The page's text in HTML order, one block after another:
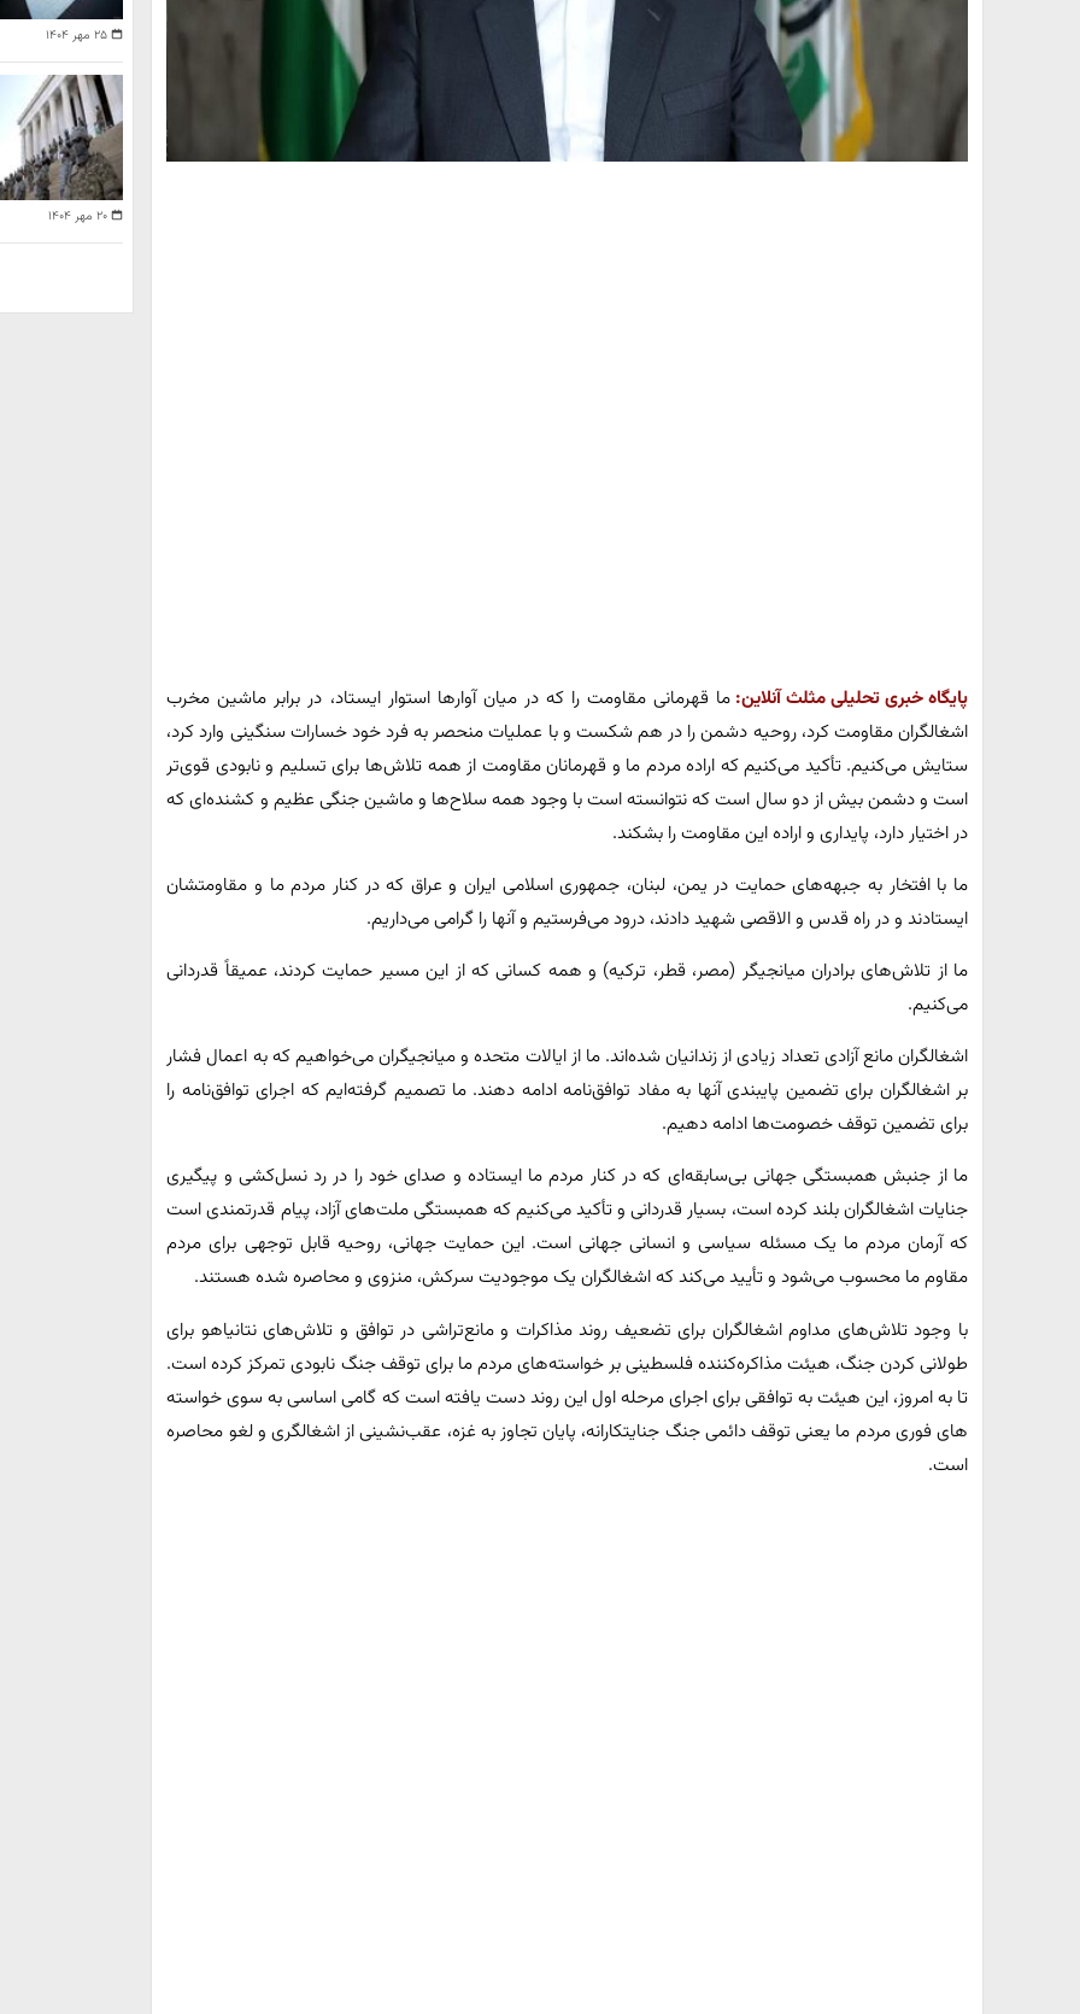
پایگاه خبری تحلیلی مثلث آنلاین: ما قهرمانی مقاومت را که در میان آوارها استوار ایستاد، در برابر ماشین مخرب
اشغالگران مقاومت کرد، روحیه دشمن را در هم شکست و با عملیات منحصر به فرد خود خسارات سنگینی وارد کرد،
ستایش می‌کنیم. تأکید می‌کنیم که اراده مردم ما و قهرمانان مقاومت از همه تلاش‌ها برای تسلیم و نابودی قوی‌تر
است و دشمن بیش از دو سال است که نتوانسته است با وجود همه سلاح‌ها و ماشین جنگی عظیم و کشنده‌ای که
در اختیار دارد، پایداری و اراده این مقاومت را بشکند.
ما با افتخار به جبهه‌های حمایت در یمن، لبنان، جمهوری اسلامی ایران و عراق که در کنار مردم ما و مقاومتشان
ایستادند و در راه قدس و الاقصی شهید دادند، درود می‌فرستیم و آنها را گرامی می‌داریم.
ما از تلاش‌های برادران میانجیگر (مصر، قطر، ترکیه) و همه کسانی که از این مسیر حمایت کردند، عمیقاً قدردانی
می‌کنیم.
اشغالگران مانع آزادی تعداد زیادی از زندانیان شده‌اند. ما از ایالات متحده و میانجیگران می‌خواهیم که به اعمال فشار
بر اشغالگران برای تضمین پایبندی آنها به مفاد توافق‌نامه ادامه دهند. ما تصمیم گرفته‌ایم که اجرای توافق‌نامه را
برای تضمین توقف خصومت‌ها ادامه دهیم.
ما از جنبش همبستگی جهانی بی‌سابقه‌ای که در کنار مردم ما ایستاده و صدای خود را در رد نسل‌کشی و پیگیری
جنایات اشغالگران بلند کرده است، بسیار قدردانی و تأکید می‌کنیم که همبستگی ملت‌های آزاد، پیام قدرتمندی است
که آرمان مردم ما یک مسئله سیاسی و انسانی جهانی است. این حمایت جهانی، روحیه قابل توجهی برای مردم
مقاوم ما محسوب می‌شود و تأیید می‌کند که اشغالگران یک موجودیت سرکش، منزوی و محاصره شده هستند.
با وجود تلاش‌های مداوم اشغالگران برای تضعیف روند مذاکرات و مانع‌تراشی در توافق و تلاش‌های نتانیاهو برای
طولانی کردن جنگ، هیئت مذاکره‌کننده فلسطینی بر خواسته‌های مردم ما برای توقف جنگ نابودی تمرکز کرده است.
تا به امروز، این هیئت به توافقی برای اجرای مرحله اول این روند دست یافته است که گامی اساسی به سوی خواسته
های فوری مردم ما یعنی توقف دائمی جنگ جنایتکارانه، پایان تجاوز به غزه، عقب‌نشینی از اشغالگری و لغو محاصره
است.
۲۵ مهر ۱۴۰۴
۲۰ مهر ۱۴۰۴